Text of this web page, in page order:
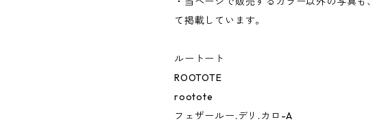
て掲載しています。
ルートート
ROOTOTE
rootote
フェザールー.デリ.カロ-A